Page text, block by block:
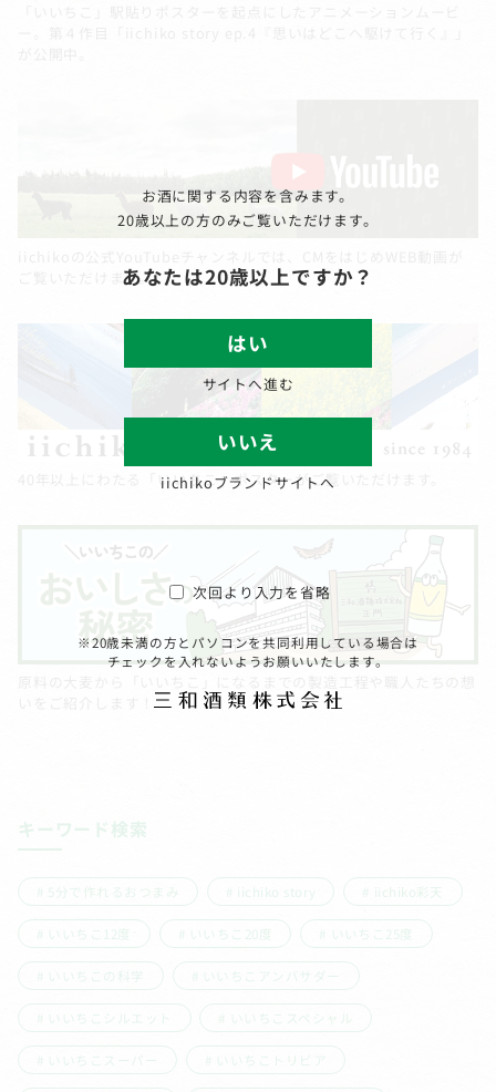
ご覧いただけます。
40年以上にわたる「いいちこ」ポスターがご覧いただけます。
いをご紹介します！
キーワード検索
5分で作れるおつまみ iichiko story iichiko彩天
いいちこ12度 いいちこ20度 いいちこ25度
いいちこの科学 いいちこアンバサダー
いいちこシルエット いいちこスペシャル
いいちこスーパー いいちこトリビア
お酒に関する内容を含みます。
20歳以上の方のみご覧いただけます。
あなたは20歳以上ですか？
はい
サイトへ進む
いいえ
iichikoブランドサイトへ
次回より入力を省略
※20歳未満の方とパソコンを共同利用している場合は
チェックを入れないようお願いいたします。